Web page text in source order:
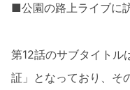
■公園の路上ライブに
第12話のサブタイトル
証」となっており、そ